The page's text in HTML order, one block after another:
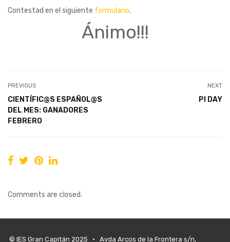
Contestad en el siguiente formulario.
Ánimo!!!
PREVIOUS
CIENTÍFIC@S ESPAÑOL@S
DEL MES: GANADORES
FEBRERO
NEXT
PI DAY
Comments are closed.
© IES Gran Capitán 2025 • Avda Arcos de la Frontera s/n,